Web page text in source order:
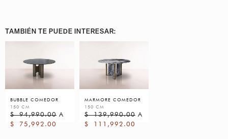
TAMBIÉN TE PUEDE INTERESAR:
BUBBLE COMEDOR
150 CM
$94,990.00 A
$
75,992.00
MARMORE COMEDOR
150 CM
$139,990.00 A
$
111,992.00